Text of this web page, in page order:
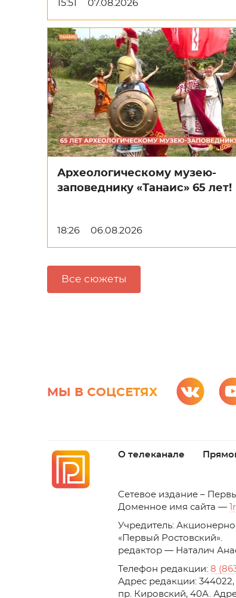
15:51 07.08.2026
Археологическому музею-
заповеднику «Танаис» 65 лет!
18:26 06.08.2026
Все сюжеты
МЫ В СОЦСЕТЯХ
О телеканале
Cетевое издание –
Доменное имя сайта —
Учредитель:
«Первый
редактор — Наталич
Телефон редакции: 8
Адрес редакции:
пр. Кировский, 40А.